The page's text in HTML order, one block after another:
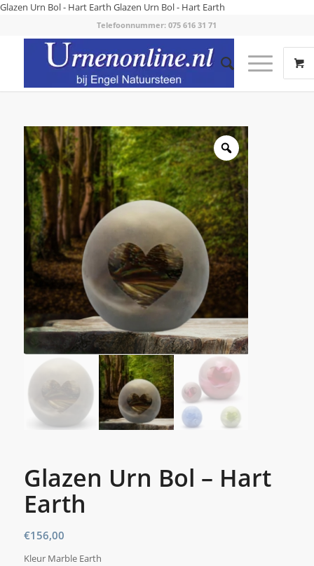
Glazen Urn Bol - Hart Earth Glazen Urn Bol - Hart Earth
Telefoonnummer: 075 616 31 71
Glazen Urn Bol – Hart
Earth
€156,00
Kleur Marble Earth